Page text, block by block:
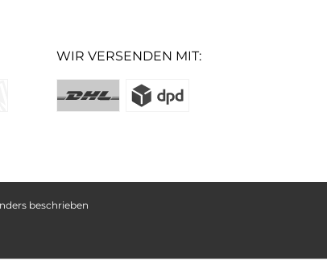
WIR VERSENDEN MIT:
beschrieben